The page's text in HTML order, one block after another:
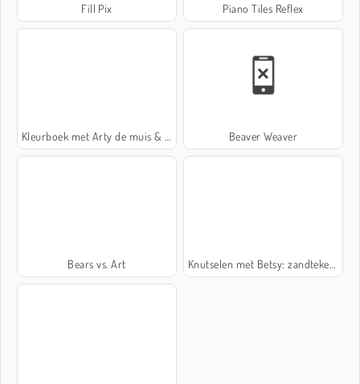
Fill Pix Piano Tiles Reflex
Kleurboek met Arty de muis & vrienden Beaver Weaver
Bears vs. Art Knutselen met Betsy: zandtekening